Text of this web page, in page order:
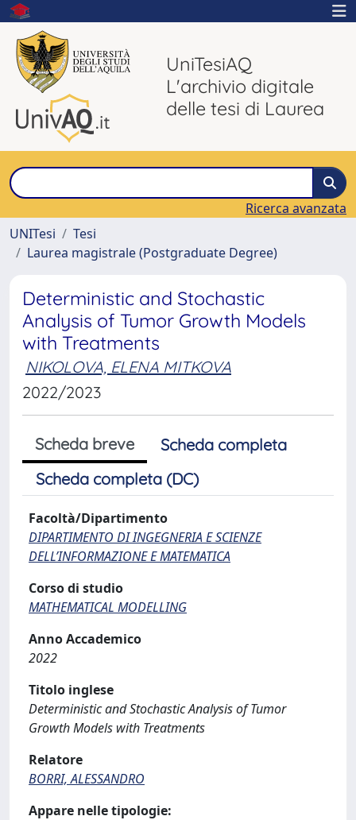
UniTesiAQ
L'archivio digitale
delle tesi di Laurea
Ricerca avanzata
UNITesi
Tesi
Laurea magistrale (Postgraduate Degree)
Deterministic and Stochastic
Analysis of Tumor Growth Models
with Treatments
NIKOLOVA, ELENA MITKOVA
2022/2023
Scheda breve
Scheda completa
Scheda completa (DC)
Facoltà/Dipartimento
DIPARTIMENTO DI INGEGNERIA E SCIENZE
DELL’INFORMAZIONE E MATEMATICA
Corso di studio
MATHEMATICAL MODELLING
Anno Accademico
2022
Titolo inglese
Deterministic and Stochastic Analysis of Tumor
Growth Models with Treatments
Relatore
BORRI, ALESSANDRO
Appare nelle tipologie: